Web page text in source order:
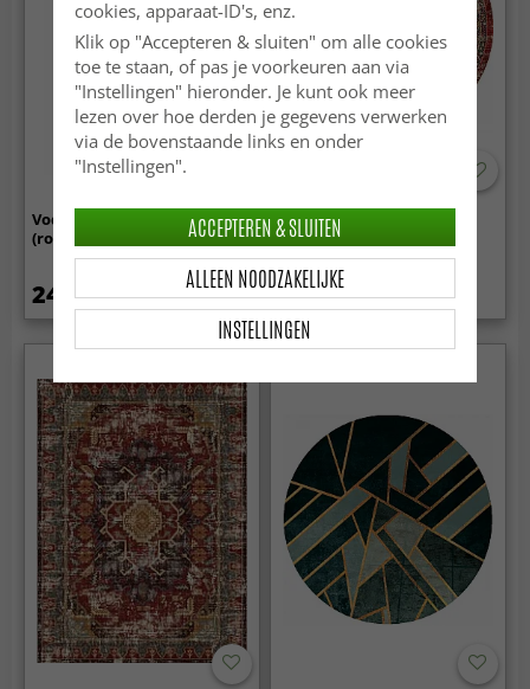
Voddenkleed - Lindby
(roze/multi)
24.99 €
Rond vloerkleed - Soussi
(rood/multi)
109.99 € 149.99 €
cookies, apparaat-ID's, enz.
Klik op "Accepteren & sluiten" om alle cookies
toe te staan, of pas je voorkeuren aan via
"Instellingen" hieronder. Je kunt ook meer
lezen over hoe derden je gegevens verwerken
via de bovenstaande links en onder
"Instellingen".
INSTELLINGEN
ALLEEN NOODZAKELIJKE
ACCEPTEREN & SLUITEN